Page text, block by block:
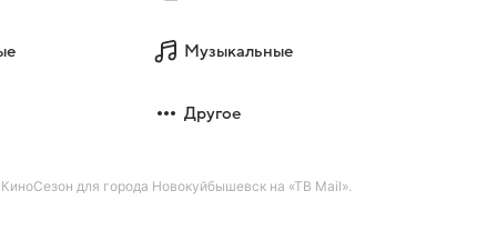
Музыкальные
Другое
для города Новокуйбышевск на «ТВ Mail».